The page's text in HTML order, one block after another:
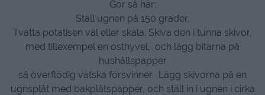
Gör så här:
Ställ ugnen på 150 grader,
Tvätta potatisen väl eller skala. Skiva den i tunna skivor,
med tillexempel en osthyvel, och lägg bitarna på
hushållspapper
så överflödig vätska försvinner. Lägg skivorna på en
ugnsplåt med bakplåtspapper, och ställ in i ugnen i cirka